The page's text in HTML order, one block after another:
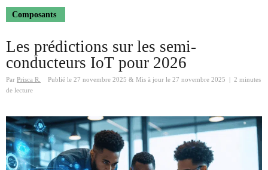
Composants
Les prédictions sur les semi-
conducteurs IoT pour 2026
Par Prisca R. Publié le 27 novembre 2025 & Mis à jour le 27 novembre 2025
2 minutes
de lecture